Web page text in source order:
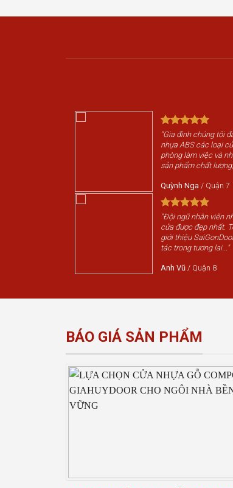
"Gia đình chúng tôi
nhựa ABS các loại
phòng làm việc và
sản phẩm chất
Quỳnh Nga / Quận 7
"Đội ngũ nhân viên
cửa được đẹp nhất.
giới thiệu
tác trong tương lai..."
Anh Vũ / Quận 8
BÁO GIÁ SẢN PHẨM